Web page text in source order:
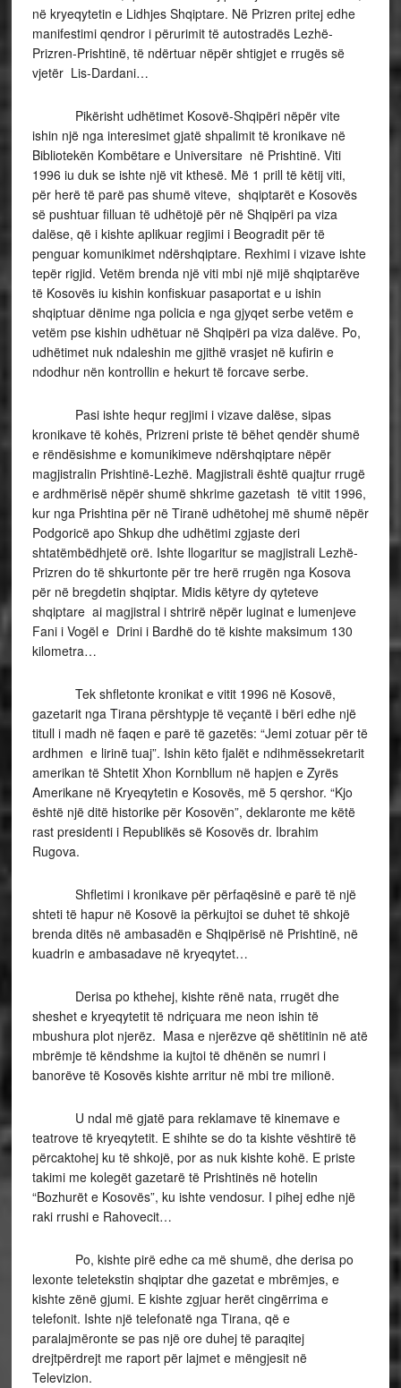
në kryeqytetin e Lidhjes Shqiptare. Në Prizren pritej edhe
manifestimi qendror i përurimit të autostradës Lezhë-
Prizren-Prishtinë, të ndërtuar nëpër shtigjet e rrugës së
vjetër Lis-Dardani…
Pikërisht udhëtimet Kosovë-Shqipëri nëpër vite
ishin një nga interesimet gjatë shpalimit të kronikave në
Bibliotekën Kombëtare e Universitare në Prishtinë. Viti
1996 iu duk se ishte një vit kthesë. Më 1 prill të këtij viti,
për herë të parë pas shumë viteve, shqiptarët e Kosovës
së pushtuar filluan të udhëtojë për në Shqipëri pa viza
dalëse, që i kishte aplikuar regjimi i Beogradit për të
penguar komunikimet ndërshqiptare. Rexhimi i vizave ishte
tepër rigjid. Vetëm brenda një viti mbi një mijë shqiptarëve
të Kosovës iu kishin konfiskuar pasaportat e u ishin
shqiptuar dënime nga policia e nga gjyqet serbe vetëm e
vetëm pse kishin udhëtuar në Shqipëri pa viza dalëve. Po,
udhëtimet nuk ndaleshin me gjithë vrasjet në kufirin e
ndodhur nën kontrollin e hekurt të forcave serbe.
Pasi ishte hequr regjimi i vizave dalëse, sipas
kronikave të kohës, Prizreni priste të bëhet qendër shumë
e rëndësishme e komunikimeve ndërshqiptare nëpër
magjistralin Prishtinë-Lezhë. Magjistrali është quajtur rrugë
e ardhmërisë nëpër shumë shkrime gazetash të vitit 1996,
kur nga Prishtina për në Tiranë udhëtohej më shumë nëpër
Podgoricë apo Shkup dhe udhëtimi zgjaste deri
shtatëmbëdhjetë orë. Ishte llogaritur se magjistrali Lezhë-
Prizren do të shkurtonte për tre herë rrugën nga Kosova
për në bregdetin shqiptar. Midis këtyre dy qyteteve
shqiptare ai magjistral i shtrirë nëpër luginat e lumenjeve
Fani i Vogël e Drini i Bardhë do të kishte maksimum 130
kilometra…
Tek shfletonte kronikat e vitit 1996 në Kosovë,
gazetarit nga Tirana përshtypje të veçantë i bëri edhe një
titull i madh në faqen e parë të gazetës: “Jemi zotuar për të
ardhmen e lirinë tuaj”. Ishin këto fjalët e ndihmëssekretarit
amerikan të Shtetit Xhon Kornbllum në hapjen e Zyrës
Amerikane në Kryeqytetin e Kosovës, më 5 qershor. “Kjo
është një ditë historike për Kosovën”, deklaronte me këtë
rast presidenti i Republikës së Kosovës dr. Ibrahim
Rugova.
Shfletimi i kronikave për përfaqësinë e parë të një
shteti të hapur në Kosovë ia përkujtoi se duhet të shkojë
brenda ditës në ambasadën e Shqipërisë në Prishtinë, në
kuadrin e ambasadave në kryeqytet…
Derisa po kthehej, kishte rënë nata, rrugët dhe
sheshet e kryeqytetit të ndriçuara me neon ishin të
mbushura plot njerëz. Masa e njerëzve që shëtitinin në atë
mbrëmje të këndshme ia kujtoi të dhënën se numri i
banorëve të Kosovës kishte arritur në mbi tre milionë.
U ndal më gjatë para reklamave të kinemave e
teatrove të kryeqytetit. E shihte se do ta kishte vështirë të
përcaktohej ku të shkojë, por as nuk kishte kohë. E priste
takimi me kolegët gazetarë të Prishtinës në hotelin
“Bozhurët e Kosovës”, ku ishte vendosur. I pihej edhe një
raki rrushi e Rahovecit…
Po, kishte pirë edhe ca më shumë, dhe derisa po
lexonte teletekstin shqiptar dhe gazetat e mbrëmjes, e
kishte zënë gjumi. E kishte zgjuar herët cingërrima e
telefonit. Ishte një telefonatë nga Tirana, që e
paralajmëronte se pas një ore duhej të paraqitej
drejtpërdrejt me raport për lajmet e mëngjesit në
Televizion.